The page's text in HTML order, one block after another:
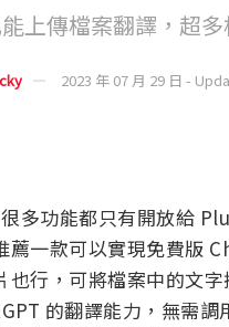
上傳檔案翻譯，超
2023 年 07 月 29 日 -
多功能都只有開放給
薦一款可以實現免費版
也行，可將檔案中的文
的翻譯能力，無需